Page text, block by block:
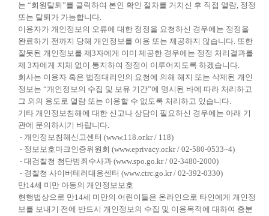
는 “회원탈퇴”를 클릭하여 본인 확인 절차를 거치신 후 직접 열람, 정정
또는 탈퇴가 가능합니다.
이용자가 개인정보의 오류에 대한 정정을 요청하신 경우에는 정정을
완료하기 전까지 당해 개인정보를 이용 또는 제공하지 않습니다. 또한
잘못된 개인정보를 제3자에게 이미 제공한 경우에는 정정 처리결과를
제 3자에게 지체 없이 통지하여 정정이 이루어지도록 하겠습니다.
회사는 이용자 혹은 법정대리인의 요청에 의해 해지 또는 삭제된 개인
정보는 “개인정보의 수집 및 보유 기간”에 명시된 바에 따라 처리하고
그 외의 용도로 열람 또는 이용할 수 없도록 처리하고 있습니다.
기타 개인정보침해에 대한 신고나 상담이 필요하신 경우에는 아래 기
관에 문의하시기 바랍니다.
- 개인정보침해신고센터 (www.118.or.kr / 118)
- 정보보호마크인증위원회 (www.eprivacy.or.kr / 02-580-0533~4)
- 대검찰청 첨단범죄수사과 (www.spo.go.kr / 02-3480-2000)
- 경찰청 사이버테러대응센터 (www.ctrc.go.kr / 02-392-0330)
만14세 미만 아동의 개인정보보호
현행법상으로 만14세 미만의 어린이들은 온라인으로 타인에게 개인정
보를 보내기 전에 반드시 개인정보의 수집 및 이용목적에 대하여 충분